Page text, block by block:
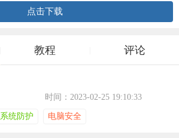
点击下载
教程 评论
时间：2023-02-25 19:10:33
系统防护 电脑安全